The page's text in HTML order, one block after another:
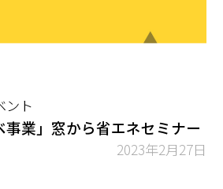
ント
事業」窓から省エネセミナー
2023年2月27日